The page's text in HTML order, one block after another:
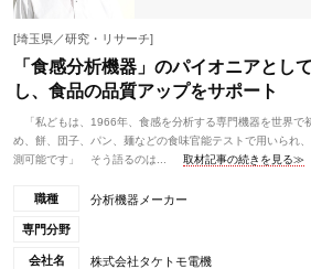
[埼玉県／研究・リサーチ]
「食感分析機器」のパイオニアとし
し、食品の品質アップをサポート
「私どもは、1966年、食感を分析する専門機器を世界で
め、餅、団子、パン、麺などの食味官能テストで用いられ
測可能です」 そう語るのは...
取材記事の続きを見る≫
職種 分析機器メーカー
専門分野
会社名 株式会社タケトモ電機